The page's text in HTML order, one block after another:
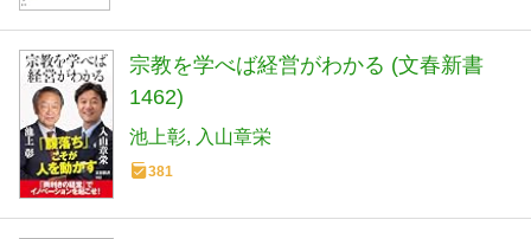
宗教を学べば経営がわかる (文春新書
1462)
池上彰 入山章栄
381